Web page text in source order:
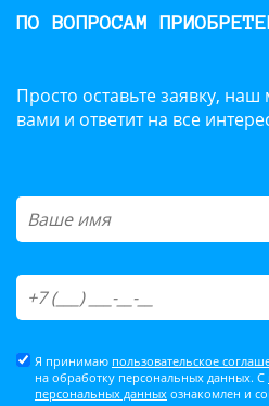
ПО ВОПРОСАМ
Просто оставьте заявку,
вами и ответит на все
Я принимаю пользовательское
на обработку персональных данных. С
персональных данных ознакомлен и